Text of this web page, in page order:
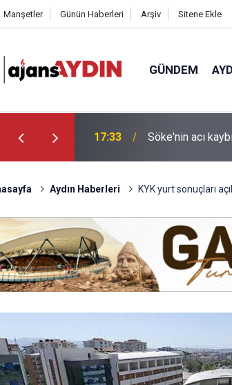
Manşetler Günün Haberleri Arşiv Sitene Ekle
GÜNDEM
17:23 Nazilli'de
Aydın Haberleri KYK yurt sonuçları